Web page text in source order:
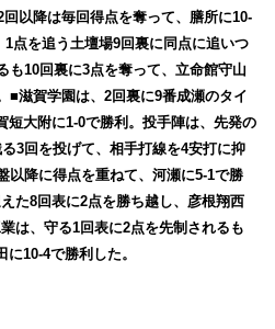
以降は毎回得点を奪って、膳所に10-
点を追う土壇場9回裏に同点に追いつ
も10回裏に3点を奪って、立命館守山
■滋賀学園は、2回裏に9番成瀬のタイ
短大附に1-0で勝利。投手陣は、先発の
3回を投げて、相手打線を4安打に抑
以降に得点を重ねて、河瀬に5-1で勝
た8回表に2点を勝ち越し、彦根翔西
は、守る1回表に2点を先制されるも
10-4で勝利した。